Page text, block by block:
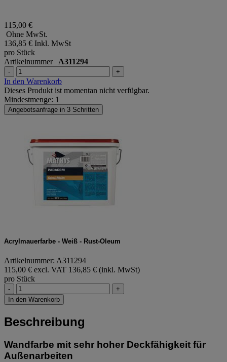
115,00 €
Ohne MwSt.
136,85 € Inkl. MwSt
pro Stück
Artikelnummer A311294
- +
In den Warenkorb
Dieses Produkt ist momentan nicht verfügbar.
Mindestmenge: 1
Angebotsanfrage in 3 Schritten
Acrylmauerfarbe - Weiß - Rust-Oleum
Artikelnummer: A311294
115,00 € excl. VAT 136,85 € (inkl. MwSt)
pro Stück
-
+
In den Warenkorb
Beschreibung
Wandfarbe mit sehr hoher Deckfähigkeit für
Außenarbeiten